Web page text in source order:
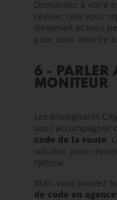
Demandez à votre
réviser, cela vous
d’examen et vous
pour vous inscrire à
6 - PARLER
MONITEUR
Les enseignants
vous accompagner
code de la route.
solution pour
rythme.
Mais vous pouvez
de code en agence